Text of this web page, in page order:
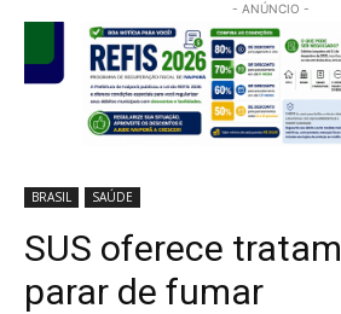
- ANÚNCIO -
BRASIL SAÚDE
SUS oferece
parar de fumar